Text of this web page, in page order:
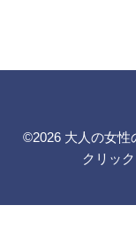
©2026 大人の女
クリッ